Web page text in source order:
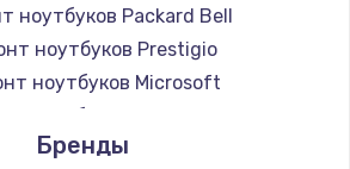
ноутбуков Packard Bell
ноутбуков Prestigio
ноутбуков Microsoft
ноутбуков Alienware
ноутбуков Aquarius
Бренды